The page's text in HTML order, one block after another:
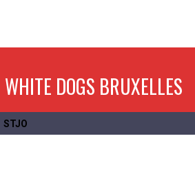
WHITE DOGS BRUXELLES
STJO